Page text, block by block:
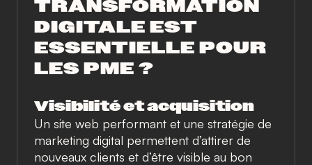
TRANSFORMATION
DIGITALE EST
ESSENTIELLE POUR
LES PME ?
Visibilité et acquisition
Un site web performant et une stratégie de
marketing digital permettent d’attirer de
nouveaux clients et d’être visible au bon